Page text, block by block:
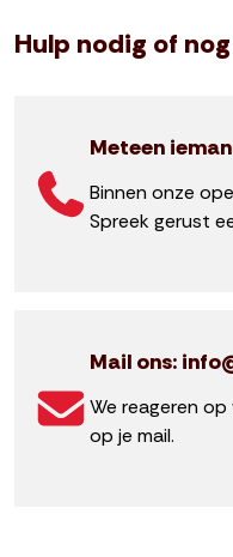
Hulp nodig of
Meteen
Binnen onze
Spreek gerust
Mail ons:
We reageren
op je mail.